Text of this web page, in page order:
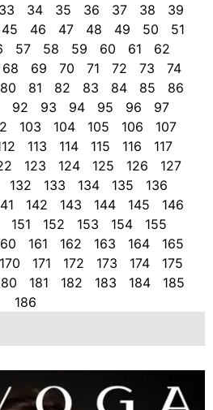
33 34 35 36 37 38
39
45 46 47 48 49 50
51
57 58 59 60 61
62
68 69 70 71 72 73
74
80 81 82 83 84 85
86
92 93 94 95 96
97
103 104 105 106
107
113 114 115 116
117
123 124 125 126
127
132 133 134 135
136
142 143 144 145
146
151 152 153 154
155
161 162 163 164
165
170 171 172 173 174
175
181 182 183 184
185
186